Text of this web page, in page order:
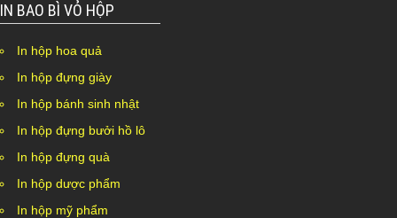
IN BAO BÌ VỎ HỘP
In hộp hoa quả
In hộp đựng giày
In hộp bánh sinh nhật
In hộp đựng bưởi hồ lô
In hộp đựng quà
In hộp dược phẩm
In hộp mỹ phẩm